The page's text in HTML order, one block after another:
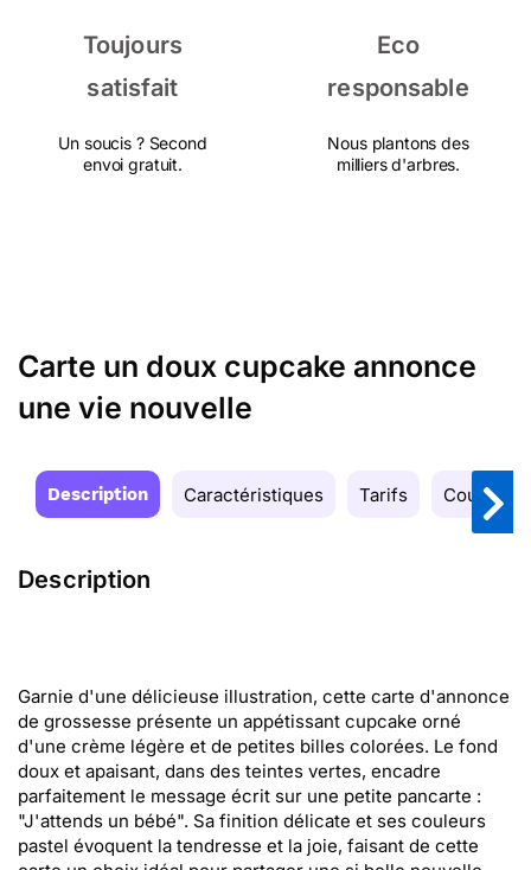
Toujours
satisfait
Un soucis ? Second
envoi gratuit.
Eco
responsable
Nous plantons des
milliers d'arbres.
Carte un doux cupcake annonce
une vie nouvelle
Description Caractéristiques Tarifs Couleurs
Description
Garnie d'une délicieuse illustration, cette carte d'annonce
de grossesse présente un appétissant cupcake orné
d'une crème légère et de petites billes colorées. Le fond
doux et apaisant, dans des teintes vertes, encadre
parfaitement le message écrit sur une petite pancarte :
"J'attends un bébé". Sa finition délicate et ses couleurs
pastel évoquent la tendresse et la joie, faisant de cette